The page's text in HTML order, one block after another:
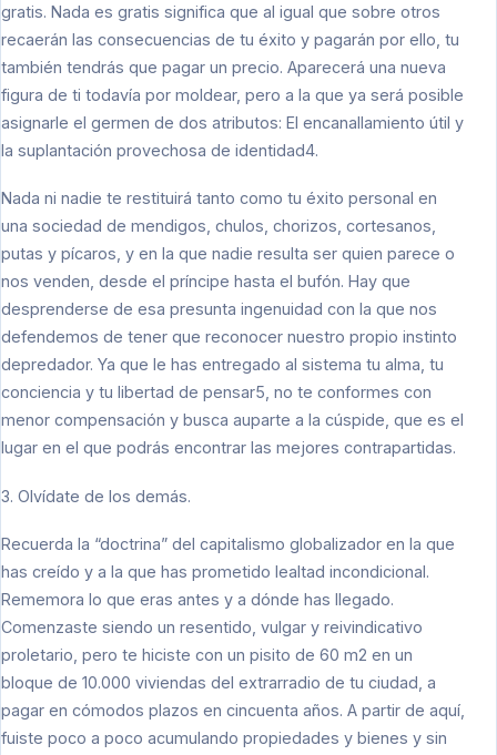
gratis. Nada es gratis significa que al igual que sobre otros
recaerán las consecuencias de tu éxito y pagarán por ello, tu
también tendrás que pagar un precio. Aparecerá una nueva
figura de ti todavía por moldear, pero a la que ya será posible
asignarle el germen de dos atributos: El encanallamiento útil y
la suplantación provechosa de identidad4.
Nada ni nadie te restituirá tanto como tu éxito personal en
una sociedad de mendigos, chulos, chorizos, cortesanos,
putas y pícaros, y en la que nadie resulta ser quien parece o
nos venden, desde el príncipe hasta el bufón. Hay que
desprenderse de esa presunta ingenuidad con la que nos
defendemos de tener que reconocer nuestro propio instinto
depredador. Ya que le has entregado al sistema tu alma, tu
conciencia y tu libertad de pensar5, no te conformes con
menor compensación y busca auparte a la cúspide, que es el
lugar en el que podrás encontrar las mejores contrapartidas.
3. Olvídate de los demás.
Recuerda la “doctrina” del capitalismo globalizador en la que
has creído y a la que has prometido lealtad incondicional.
Rememora lo que eras antes y a dónde has llegado.
Comenzaste siendo un resentido, vulgar y reivindicativo
proletario, pero te hiciste con un pisito de 60 m2 en un
bloque de 10.000 viviendas del extrarradio de tu ciudad, a
pagar en cómodos plazos en cincuenta años. A partir de aquí,
fuiste poco a poco acumulando propiedades y bienes y sin